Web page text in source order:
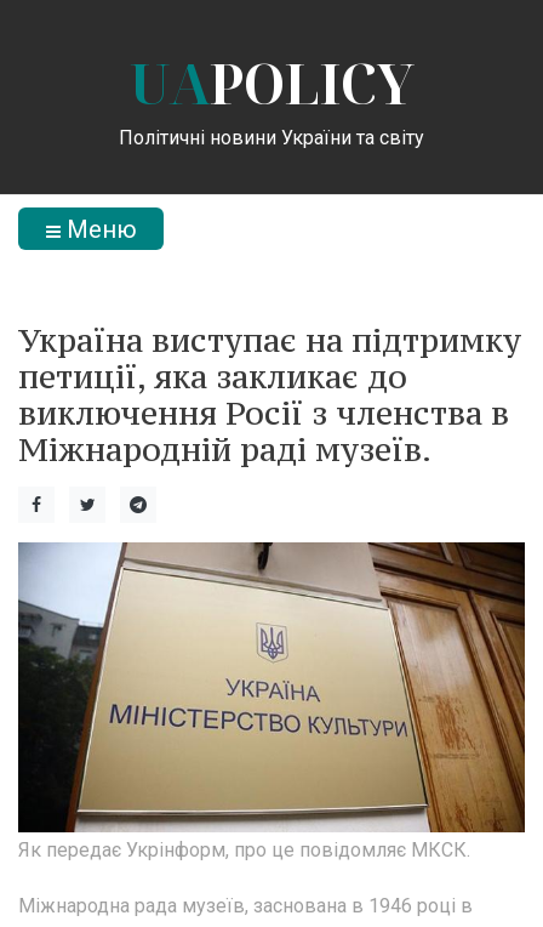
UAPOLICY
Політичні новини України та світу
Меню
Україна виступає на підтримку
петиції, яка закликає до
виключення Росії з членства в
Міжнародній раді музеїв.
Як передає Укрінформ, про це повідомляє МКСК.
Міжнародна рада музеїв, заснована в 1946 році в